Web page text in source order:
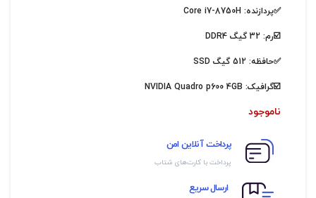
✅پردازنده: Core i7-8750H
☑️رم: 32 گیگ DDR4
✅حافظه: 512 گیگ SSD
☑️گرافیک: NVIDIA Quadro p600 4GB
ناموجود
پرداخت آنلاین امن
پرداخت با کارت‌های شتاب
ارسال سریع